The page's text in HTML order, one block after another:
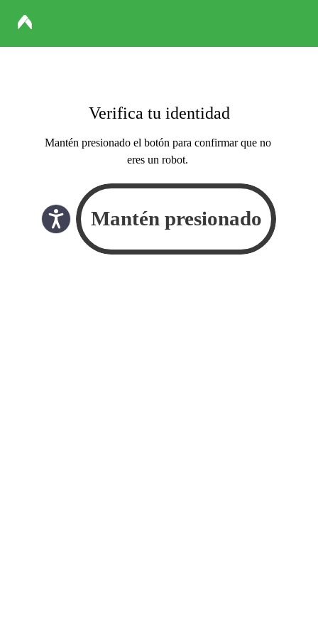
Verifica tu identidad
Mantén presionado el botón para confirmar que no
eres un robot.